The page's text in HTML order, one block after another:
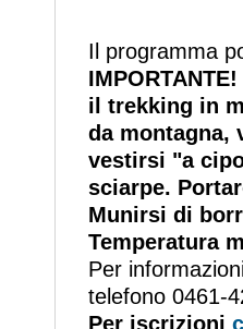
Il programma
il trekking in
da montagna,
vestirsi "a
sciarpe.
Munirsi di
Temperatura
Per
telefono 0461-
Per iscrizioni